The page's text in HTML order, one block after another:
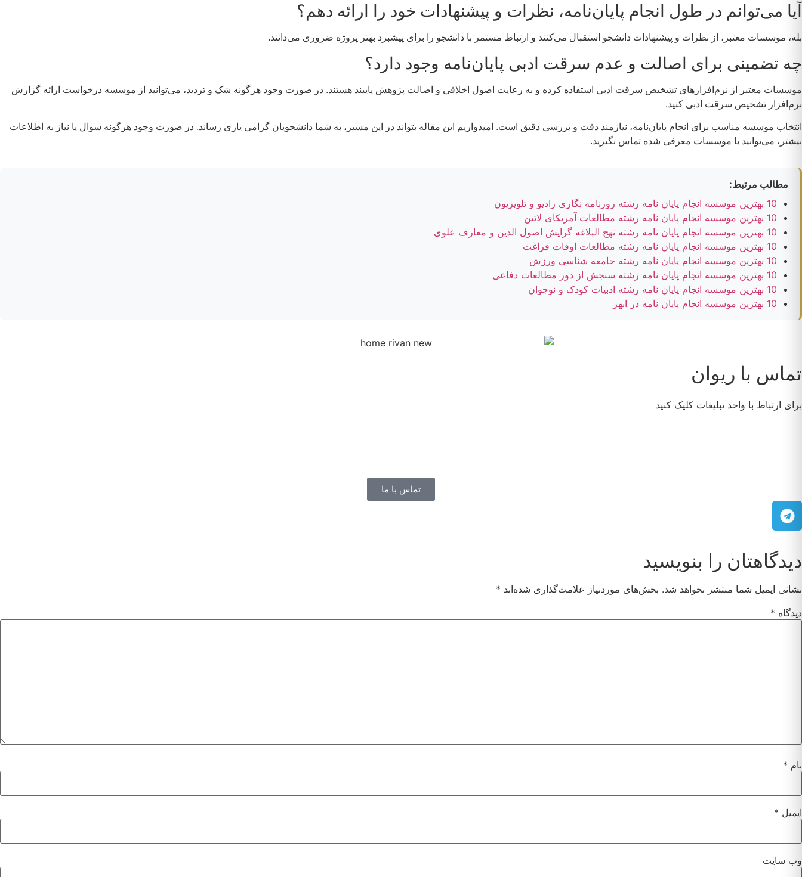
آیا می‌توانم در طول انجام پایان‌نامه، نظرات و پیشنهادات خود را ارائه دهم؟
بله، موسسات معتبر، از نظرات و پیشنهادات دانشجو استقبال می‌کنند و ارتباط مستمر با دانشجو را برای پیشبرد بهتر پروژه ضروری می‌دانند.
چه تضمینی برای اصالت و عدم سرقت ادبی پایان‌نامه وجود دارد؟
موسسات معتبر از نرم‌افزارهای تشخیص سرقت ادبی استفاده کرده و به رعایت اصول اخلاقی و اصالت پژوهش پایبند هستند. در صورت وجود هرگونه شک و تردید، می‌توانید از موسسه درخواست ارائه گزارش
نرم‌افزار تشخیص سرقت ادبی کنید.
انتخاب موسسه مناسب برای انجام پایان‌نامه، نیازمند دقت و بررسی دقیق است. امیدواریم این مقاله بتواند در این مسیر، به شما دانشجویان گرامی یاری رساند. در صورت وجود هرگونه سوال یا نیاز به اطلاعات
بیشتر، می‌توانید با موسسات معرفی شده تماس بگیرید.
مطالب مرتبط:
10 بهترین موسسه انجام پایان نامه رشته روزنامه نگاری رادیو و تلویزیون
10 بهترین موسسه انجام پایان نامه رشته مطالعات آمریکای لاتین
10 بهترین موسسه انجام پایان نامه رشته نهج البلاغه گرایش اصول الدین و معارف علوی
10 بهترین موسسه انجام پایان نامه رشته مطالعات اوقات فراغت
10 بهترین موسسه انجام پایان نامه رشته جامعه شناسی ورزش
10 بهترین موسسه انجام پایان نامه رشته سنجش از دور مطالعات دفاعی
10 بهترین موسسه انجام پایان نامه رشته ادبیات کودک و نوجوان
10 بهترین موسسه انجام پایان نامه در ابهر
تماس با ریوان
برای ارتباط با واحد تبلیغات کلیک کنید
تماس با ما
دیدگاهتان را بنویسید
نشانی ایمیل شما منتشر نخواهد شد. بخش‌های موردنیاز علامت‌گذاری شده‌اند *
دیدگاه *
نام *
ایمیل *
وب‌ سایت